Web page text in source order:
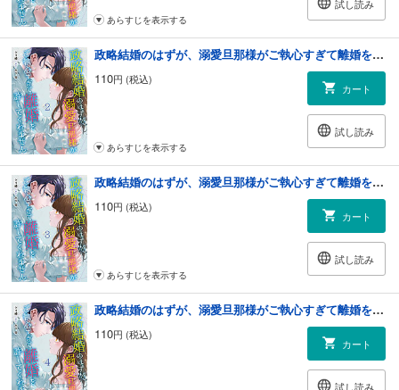
試し読み
あらすじを表示する
政略結婚のはずが、溺愛旦那様がご執心すぎて離婚を許してくれません【分冊版】2話
110円 (税込)
カート
試し読み
あらすじを表示する
政略結婚のはずが、溺愛旦那様がご執心すぎて離婚を許してくれません【分冊版】3話
110円 (税込)
カート
試し読み
あらすじを表示する
政略結婚のはずが、溺愛旦那様がご執心すぎて離婚を許してくれません【分冊版】4話
110円 (税込)
カート
試し読み